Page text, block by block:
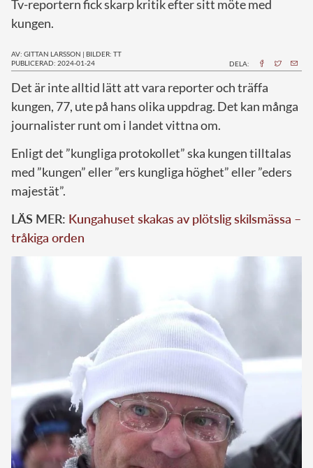
Tv-reportern fick skarp kritik efter sitt möte med
kungen.
AV: GITTAN LARSSON | BILDER: TT
PUBLICERAD: 2024-01-24
DELA:
Det är inte alltid lätt att vara reporter och träffa
kungen, 77, ute på hans olika uppdrag. Det kan många
journalister runt om i landet vittna om.
Enligt det ”kungliga protokollet” ska kungen tilltalas
med ”kungen” eller ”ers kungliga höghet” eller ”eders
majestät”.
LÄS MER: Kungahuset skakas av plötslig skilsmässa –
tråkiga orden